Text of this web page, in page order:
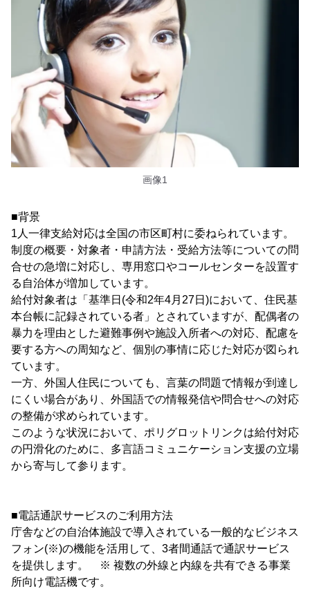
画像1
■背景
1人一律支給対応は全国の市区町村に委ねられています。
制度の概要・対象者・申請方法・受給方法等についての問
合せの急増に対応し、専用窓口やコールセンターを設置す
る自治体が増加しています。
給付対象者は「基準日(令和2年4月27日)において、住民基
本台帳に記録されている者」とされていますが、配偶者の
暴力を理由とした避難事例や施設入所者への対応、配慮を
要する方への周知など、個別の事情に応じた対応が図られ
ています。
一方、外国人住民についても、言葉の問題で情報が到達し
にくい場合があり、外国語での情報発信や問合せへの対応
の整備が求められています。
このような状況において、ポリグロットリンクは給付対応
の円滑化のために、多言語コミュニケーション支援の立場
から寄与して参ります。
■電話通訳サービスのご利用方法
庁舎などの自治体施設で導入されている一般的なビジネス
フォン(※)の機能を活用して、3者間通話で通訳サービス
を提供します。 ※ 複数の外線と内線を共有できる事業
所向け電話機です。